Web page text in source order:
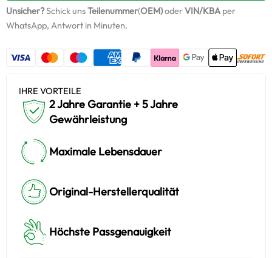
Unsicher?Schick unsTeilenummer(OEM)oderVIN/KBAper
WhatsApp, Antwort in Minuten.
IHRE VORTEILE
2 Jahre Garantie + 5 Jahre
Gewährleistung
Maximale Lebensdauer
Original-Herstellerqualität
Höchste Passgenauigkeit